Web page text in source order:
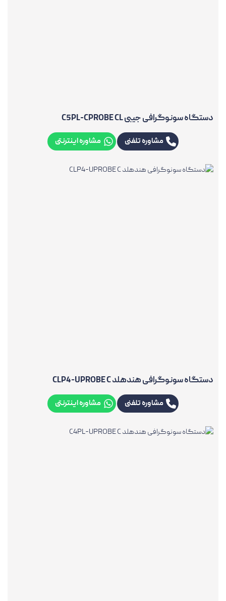
دستگاه سونوگرافی جیبی C5PL-CPROBE CL
مشاوره تلفنی مشاوره اینترنتی
دستگاه سونوگرافی هندهلد CLP4-UPROBE C
مشاوره تلفنی مشاوره اینترنتی